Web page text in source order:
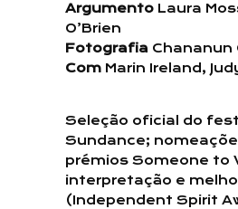
Argumento Laura
O’Brien
Fotografia Chananun
Com Marin Ireland,
Seleção oficial do
Sundance;
prémios Someone to
interpretação e
(Independent Spirit